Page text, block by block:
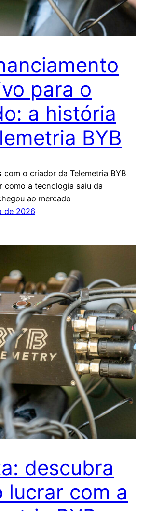
para o
a história
BYB
com o criador da Telemetria BYB
como a tecnologia saiu da
ao mercado
de 2026
descubra
lucrar com a